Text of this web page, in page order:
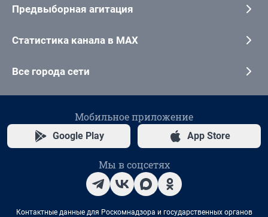
Предвыборная агитация
Статистика канала в MAX
Все города сети
Мобильное приложение
Google Play App Store
Мы в соцсетях
Контактные данные для Роскомнадзора и государственных органов